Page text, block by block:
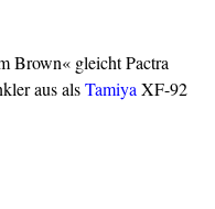
Brown« gleicht Pactra
aus alsTamiya XF-92